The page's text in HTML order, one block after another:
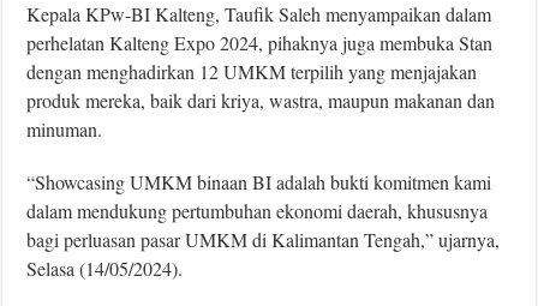
Kepala KPw-BI Kalteng, Taufik Saleh menyampaikan dalam
perhelatan Kalteng Expo 2024, pihaknya juga membuka Stan
dengan menghadirkan 12 UMKM terpilih yang menjajakan
produk mereka, baik dari kriya, wastra, maupun makanan dan
minuman.
“Showcasing UMKM binaan BI adalah bukti komitmen kami
dalam mendukung pertumbuhan ekonomi daerah, khususnya
bagi perluasan pasar UMKM di Kalimantan Tengah,” ujarnya,
Selasa (14/05/2024).